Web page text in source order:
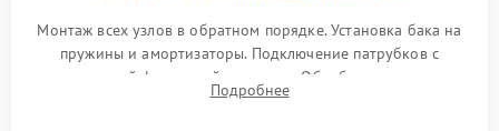
Монтаж всех узлов в обратном порядке. Установка бака на
пружины и амортизаторы. Подключение патрубков с
надежной фиксацией хомутами. Обработка стыков
герметиком для предотвращения возможных протечек воды.
Подробнее